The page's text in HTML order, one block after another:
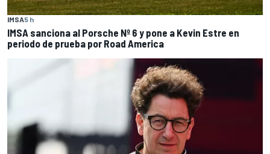
IMSA5 h
IMSA sanciona al Porsche Nº 6 y pone a Kevin Estre en
periodo de prueba por Road America